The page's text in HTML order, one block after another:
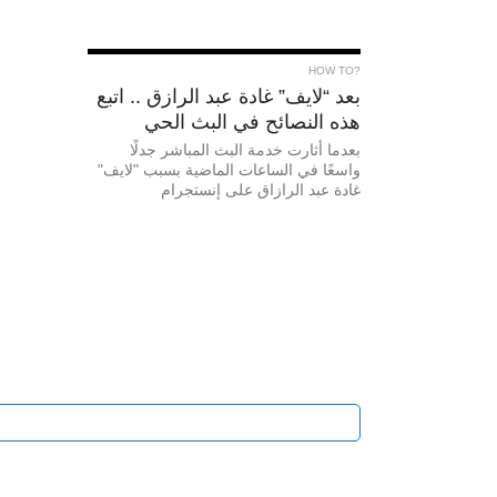
?HOW TO
بعد “لايف” غادة عبد الرازق .. اتبع
هذه النصائح في البث الحي
بعدما أثارت خدمة البث المباشر جدلًا
واسعًا في الساعات الماضية بسبب "لايف"
غادة عبد الرازاق على إنستجرام